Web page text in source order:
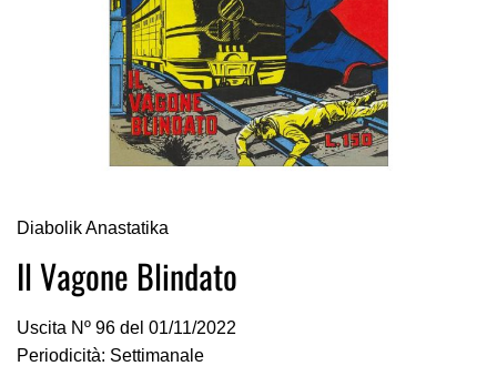
all'inizio
della
galleria
immagini
Diabolik Anastatika
Il Vagone Blindato
Uscita Nº 96 del 01/11/2022
Periodicità: Settimanale